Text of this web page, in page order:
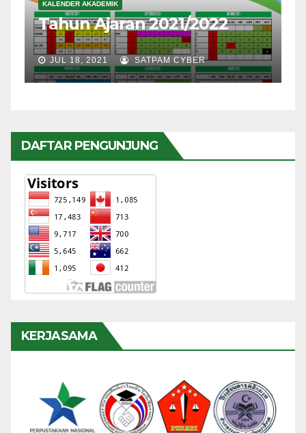
KALENDER AKADEMIK
Tahun Ajaran 2021/2022
JUL 18, 2021 SATPAM CYBER
DAFTAR PENGUNJUNG
KERJASAMA